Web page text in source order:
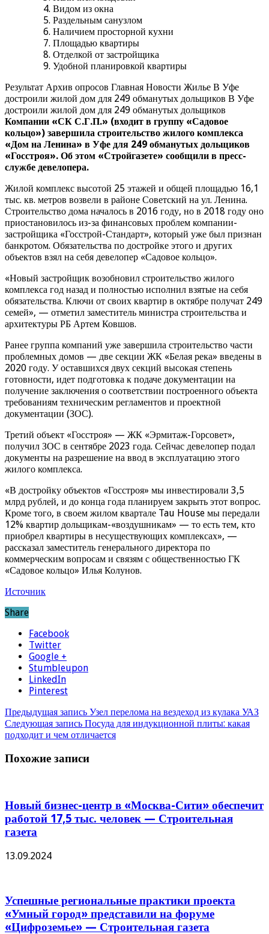
Видом из окна
Раздельным санузлом
Наличием просторной кухни
Площадью квартиры
Отделкой от застройщика
Удобной планировкой квартиры
Результат Архив опросов Главная Новости Жилье В Уфе
достроили жилой дом для 249 обманутых дольщиков В Уфе
достроили жилой дом для 249 обманутых дольщиков
Компании «СК С.Г.П.» (входит в группу «Садовое
кольцо») завершила строительство жилого комплекса
«Дом на Ленина» в Уфе для 249 обманутых дольщиков
«Госстроя». Об этом «Стройгазете» сообщили в пресс-
службе девелопера.
Жилой комплекс высотой 25 этажей и общей площадью 16,1
тыс. кв. метров возвели в районе Советский на ул. Ленина.
Строительство дома началось в 2016 году, но в 2018 году оно
приостановилось из-за финансовых проблем компании-
застройщика «Госстрой-Стандарт», который уже был признан
банкротом. Обязательства по достройке этого и других
объектов взял на себя девелопер «Садовое кольцо».
«Новый застройщик возобновил строительство жилого
комплекса год назад и полностью исполнил взятые на себя
обязательства. Ключи от своих квартир в октябре получат 249
семей», — отметил заместитель министра строительства и
архитектуры РБ Артем Ковшов.
Ранее группа компаний уже завершила строительство части
проблемных домов — две секции ЖК «Белая река» введены в
2020 году. У оставшихся двух секций высокая степень
готовности, идет подготовка к подаче документации на
получение заключения о соответствии построенного объекта
требованиям техническим регламентов и проектной
документации (ЗОС).
Третий объект «Госстроя» — ЖК «Эрмитаж-Горсовет»,
получил ЗОС в сентябре 2023 года. Сейчас девелопер подал
документы на разрешение на ввод в эксплуатацию этого
жилого комплекса.
«В достройку объектов «Госстроя» мы инвестировали 3,5
млрд рублей, и до конца года планируем закрыть этот вопрос.
Кроме того, в своем жилом квартале Tau House мы передали
12% квартир дольщикам-«воздушникам» — то есть тем, кто
приобрел квартиры в несуществующих комплексах», —
рассказал заместитель генерального директора по
коммерческим вопросам и связям с общественностью ГК
«Садовое кольцо» Илья Колунов.
Источник
Share
Facebook
Twitter
Google +
Stumbleupon
LinkedIn
Pinterest
Предыдущая запись Узел перелома на вездеход из кулака УАЗ
Следующая запись Посуда для индукционной плиты: какая
подходит и чем отличается
Похожие записи
Новый бизнес-центр в «Москва-Сити» обеспечит
работой 17,5 тыс. человек — Строительная
газета
13.09.2024
Успешные региональные практики проекта
«Умный город» представили на форуме
«Цифроземье» — Строительная газета